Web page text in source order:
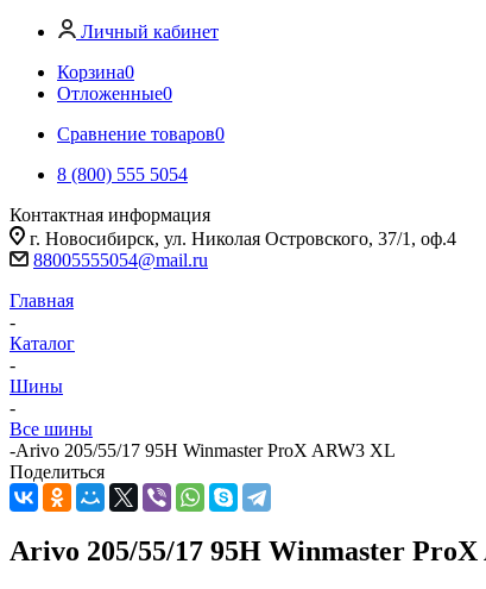
Личный кабинет
Корзина0
Отложенные0
Сравнение товаров0
8 (800) 555 5054
Контактная информация
г. Новосибирск, ул. Николая Островского, 37/1, оф.4
88005555054@mail.ru
Главная
-
Каталог
-
Шины
-
Все шины
-Arivo 205/55/17 95H Winmaster ProX ARW3 XL
Поделиться
Arivo 205/55/17 95H Winmaster